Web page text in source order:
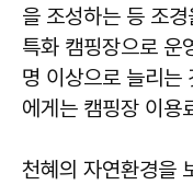
을 조성하는 등 조
특화 캠핑장으로 운
명 이상으로 늘리는
에게는 캠핑장 이
천혜의 자연환경을